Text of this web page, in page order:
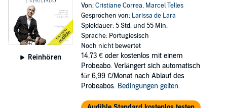
Reinhören
Von:Cristiane Correa, Marcel Telles
Gesprochen von: Larissa de Lara
Spieldauer: 5 Std. und 55 Min.
Sprache: Portugiesisch
Noch nicht bewertet
14,73 € oder kostenlos mit einem
Probeabo. Verlängert sich automatisch
für 6,99 €/Monat nach Ablauf des
Probeabos. Bedingungen gelten.